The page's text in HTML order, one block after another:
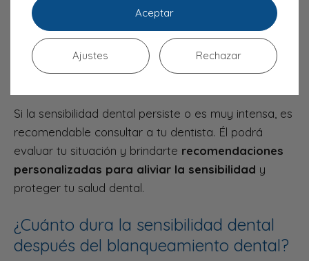
aumentar la sensibilidad. Limita su consumo y
enjuaga tu boca con agua después de consumirlos
para proteger tus dientes.
Si la sensibilidad dental persiste o es muy intensa, es
recomendable consultar a tu dentista. Él podrá
evaluar tu situación y brindarte recomendaciones
personalizadas para aliviar la sensibilidad y
proteger tu salud dental.
¿Cuánto dura la sensibilidad dental
después del blanqueamiento dental?
Aceptar
Rechazar
Ajustes